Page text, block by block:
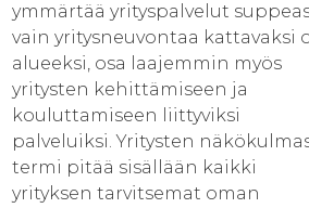
ymmärtää yrityspalvelut
vain yritysneuvontaa kattavaksi
alueeksi, osa laajemmin myös
yritysten kehittämiseen ja
kouluttamiseen liittyviksi
palveluiksi. Yritysten
termi pitää sisällään kaikki
yrityksen tarvitsemat oman